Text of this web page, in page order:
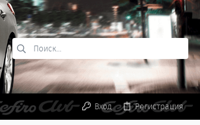
Вход Регистрация